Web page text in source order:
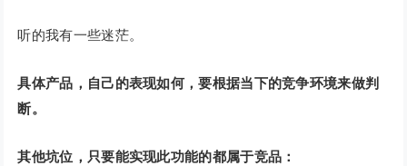
听的我有一些迷茫。
具体产品，自己的表现如何，要根据当下的竞争环境来做判
断。
其他坑位，只要能实现此功能的都属于竞品：